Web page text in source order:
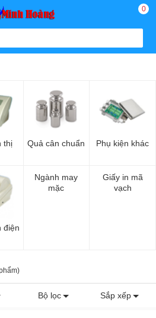
0
thị
Quả cân chuẩn Phụ kiện khác
điện
Ngành may
mặc
Giấy in mã
vạch
Bộ lọc Sắp xếp